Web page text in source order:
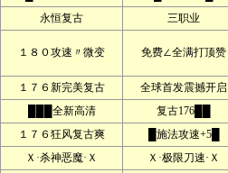
永恒复古
三职业
１８０攻速〃微变 免费∠全满打顶赞
１７６新完美复古 全球首发震撼开启
███全新高清
复古176██
１７６狂风复古爽
█施法攻速+5█
Ｘ·杀神恶魔·Ｘ
Ｘ·极限刀速·Ｘ